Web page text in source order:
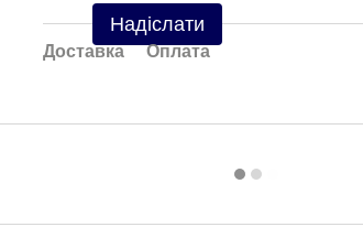
Надіслати
Доставка Оплата